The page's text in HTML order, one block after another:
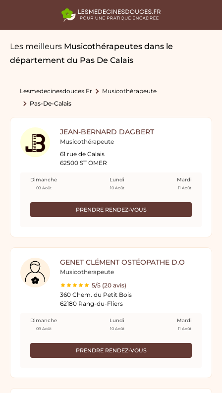
Les meilleurs Musicothérapeutes dans le
département du Pas De Calais
Lesmedecinesdouces.fr
Musicothérapeute
Pas-De-Calais
JEAN-BERNARD DAGBERT
Musicothérapeute
61 rue de Calais
62500 ST OMER
PRENDRE RENDEZ-VOUS
Dimanche
09 Août
Lundi
10 Août
Mardi
11 Août
GENET CLÉMENT OSTÉOPATHE D.O
Musicotherapeute
5/5 (20 avis)
360 Chem. du Petit Bois
62180 Rang-du-Fliers
PRENDRE RENDEZ-VOUS
Dimanche
09 Août
Lundi
10 Août
Mardi
11 Août